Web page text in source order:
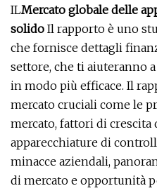
ILMercato globale delle
solido Il rapporto è uno
che fornisce dettagli
settore, che ti aiuteranno
in modo più efficace. Il
mercato cruciali come le
mercato, fattori di crescita
apparecchiature di
minacce aziendali,
di mercato e opportunità